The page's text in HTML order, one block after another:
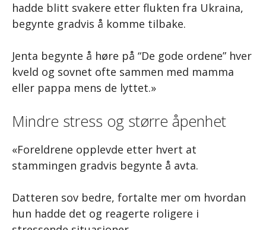
hadde blitt svakere etter flukten fra Ukraina,
begynte gradvis å komme tilbake.
Jenta begynte å høre på “De gode ordene” hver
kveld og sovnet ofte sammen med mamma
eller pappa mens de lyttet.»
Mindre stress og større åpenhet
«Foreldrene opplevde etter hvert at
stammingen gradvis begynte å avta.
Datteren sov bedre, fortalte mer om hvordan
hun hadde det og reagerte roligere i